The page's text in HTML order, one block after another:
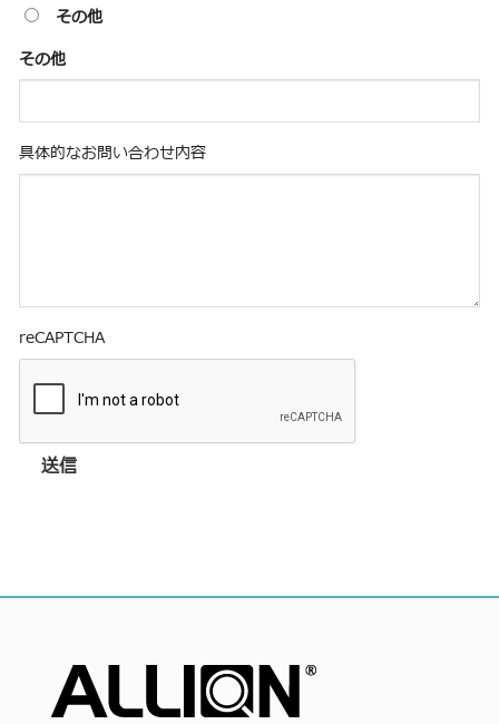
その他
その他
具体的なお問い合わせ内容
reCAPTCHA
送信